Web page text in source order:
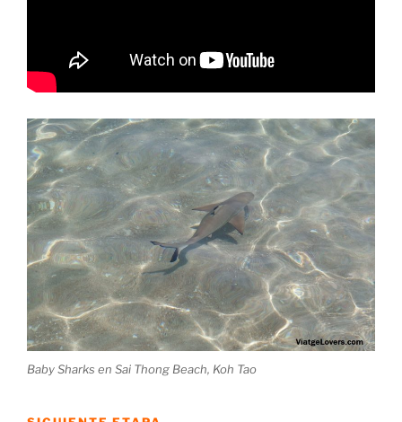
Baby Sharks en Sai Thong Beach, Koh Tao